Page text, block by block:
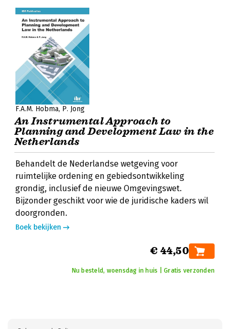
F.A.M. Hobma P. Jong
An Instrumental Approach to
Planning and Development Law in the
Netherlands
Behandelt de Nederlandse wetgeving voor
ruimtelijke ordening en gebiedsontwikkeling
grondig, inclusief de nieuwe Omgevingswet.
Bijzonder geschikt voor wie de juridische kaders wil
doorgronden.
Boek bekijken
€ 44,50
Nu besteld, woensdag in huis | Gratis verzonden